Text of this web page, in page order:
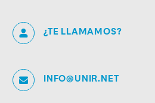
¿TE LLAMAMOS?
INFO@UNIR.NET